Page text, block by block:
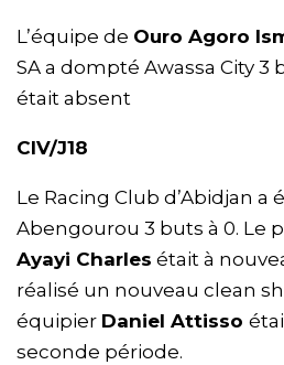
L’équipe de Ouro Agoro
SA a dompté Awassa City 3
était absent
CIV/J18
Le Racing Club d’Abidjan a
Abengourou 3 buts à 0. Le
Ayayi Charles était à
réalisé un nouveau clean
équipier Daniel Attisso
seconde période.